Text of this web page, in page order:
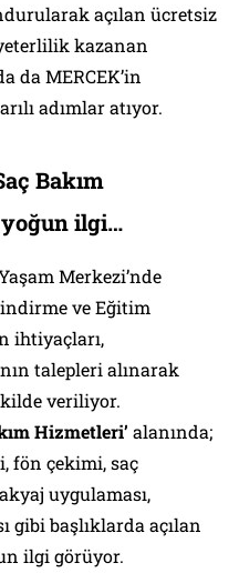
açılan ücretsiz
kazanan
da MERCEK’in
adımlar atıyor.
Bakım
ilgi…
Merkezi’nde
ve Eğitim
ihtiyaçları,
talepleri alınarak
veriliyor.
Hizmetleri’ alanında;
fön çekimi, saç
uygulaması,
başlıklarda açılan
ilgi görüyor.